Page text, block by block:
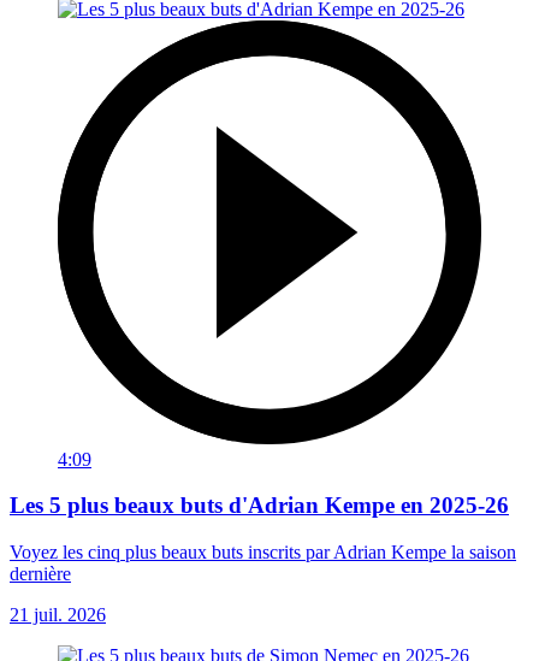
4:09
Les 5 plus beaux buts d'Adrian Kempe en 2025-26
Voyez les cinq plus beaux buts inscrits par Adrian Kempe la saison
dernière
21 juil. 2026